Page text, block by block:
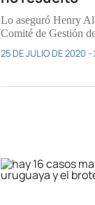
Lo aseguró Henry
Comité de Gestión
25 DE JULIO DE 2020 -